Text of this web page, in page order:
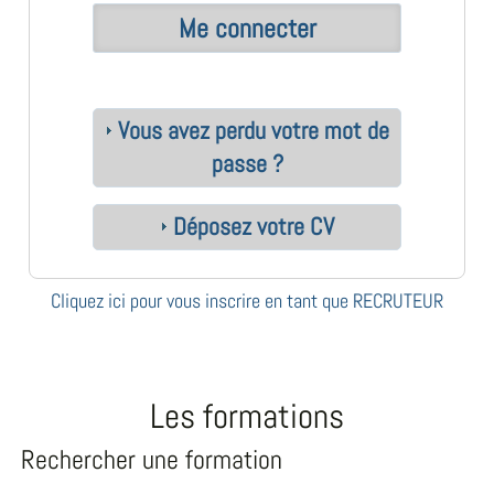
Vous avez perdu votre mot de
passe ?
Déposez votre CV
Cliquez ici pour vous inscrire en tant que RECRUTEUR
Les formations
Rechercher une formation